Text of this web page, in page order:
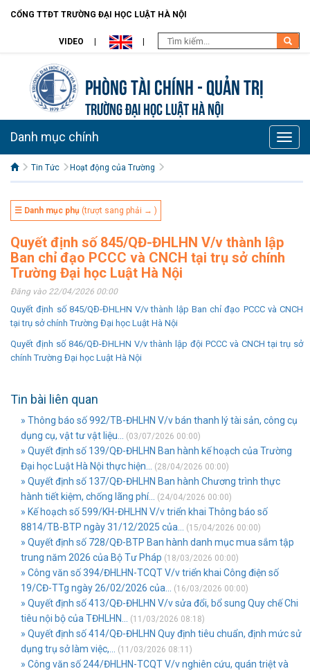
CỔNG TTĐT TRƯỜNG ĐẠI HỌC LUẬT HÀ NỘI
VIDEO
Phòng Tài chính - Quản trị
TRƯỜNG ĐẠI HỌC LUẬT HÀ NỘI
Toggle
Danh mục chính
Tin Tức Hoạt động của Trường
☰ Danh mục phụ (trượt sang phải → )
Quyết định số 845/QĐ-ĐHLHN V/v thành lập
Ban chỉ đạo PCCC và CNCH tại trụ sở chính
Trường Đại học Luật Hà Nội
Đăng vào 22/04/2026 00:00
Quyết định số 845/QĐ-ĐHLHN V/v thành lập Ban chỉ đạo PCCC và CNCH
tại trụ sở chính Trường Đại học Luật Hà Nội
Quyết định số 846/QĐ-ĐHLHN V/v thành lập đội PCCC và CNCH tại trụ sở
chính Trường Đại học Luật Hà Nội
Tin bài liên quan
» Thông báo số 992/TB-ĐHLHN V/v bán thanh lý tài sản, công cụ
dụng cụ, vật tư vật liệu...
(03/07/2026 00:00)
» Quyết định số 139/QĐ-ĐHLHN Ban hành kế hoạch của Trường
Đại học Luật Hà Nội thực hiện...
(28/04/2026 00:00)
» Quyết định số 137/QĐ-ĐHLHN Ban hành Chương trình thực
hành tiết kiệm, chống lãng phí...
(24/04/2026 00:00)
» Kế hoạch số 599/KH-ĐHLHN V/v triển khai Thông báo số
8814/TB-BTP ngày 31/12/2025 của...
(15/04/2026 00:00)
» Quyết định số 728/QĐ-BTP Ban hành danh mục mua sắm tập
trung năm 2026 của Bộ Tư Pháp (18/03/2026 00:00)
» Công văn số 394/ĐHLHN-TCQT V/v triển khai Công điện số
19/CĐ-TTg ngày 26/02/2026 của...
(16/03/2026 00:00)
» Quyết định số 413/QĐ-ĐHLHN V/v sửa đổi, bổ sung Quy chế Chi
tiêu nội bộ của TĐHLHN...
(11/03/2026 08:18)
» Quyết định số 414/QĐ-ĐHLHN Quy định tiêu chuẩn, định mức sử
dụng trụ sở làm việc,...
(11/03/2026 08:11)
» Công văn số 244/ĐHLHN-TCQT V/v nghiên cứu, quán triệt và